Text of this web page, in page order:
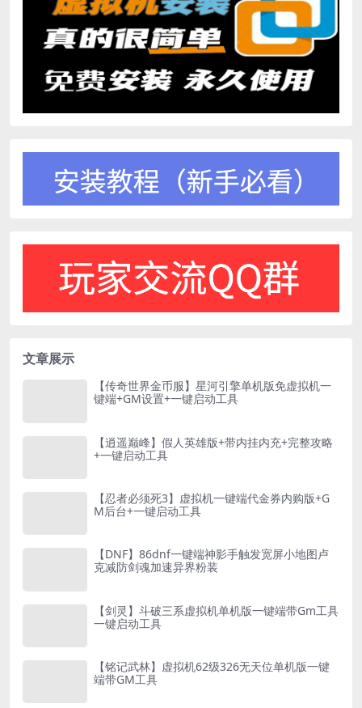
文章展示
【传奇世界金币服】星河引擎单机版免虚拟机一
键端+GM设置+一键启动工具
【逍遥巅峰】假人英雄版+带内挂内充+完整攻略
+一键启动工具
【忍者必须死3】虚拟机一键端代金券内购版+G
M后台+一键启动工具
【DNF】86dnf一键端神影手触发宽屏小地图卢
克减防剑魂加速异界粉装
【剑灵】斗破三系虚拟机单机版一键端带Gm工具
一键启动工具
【铭记武林】虚拟机62级326无天位单机版一键
端带GM工具